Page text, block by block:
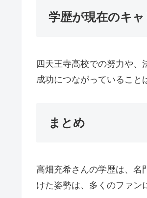
学歴が現在のキ
四天王寺高校での努力や
成功につながっていること
まとめ
高畑充希さんの学歴は、名
けた姿勢は、多くのファン